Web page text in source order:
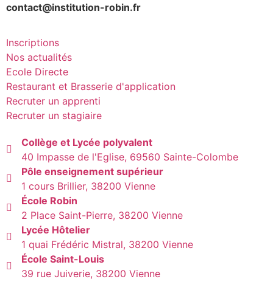
contact@institution-robin.fr
Inscriptions
Nos actualités
Ecole Directe
Restaurant et Brasserie d'application
Recruter un apprenti
Recruter un stagiaire
Collège et Lycée polyvalent
40 Impasse de l'Eglise, 69560 Sainte-Colombe
Pôle enseignement supérieur
1 cours Brillier, 38200 Vienne
École Robin
2 Place Saint-Pierre, 38200 Vienne
Lycée Hôtelier
1 quai Frédéric Mistral, 38200 Vienne
École Saint-Louis
39 rue Juiverie, 38200 Vienne